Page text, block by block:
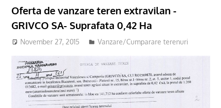
Oferta de vanzare teren extravilan -
GRIVCO SA- Suprafata 0,42 Ha
November 27, 2015 Vanzare/Cumparare terenuri